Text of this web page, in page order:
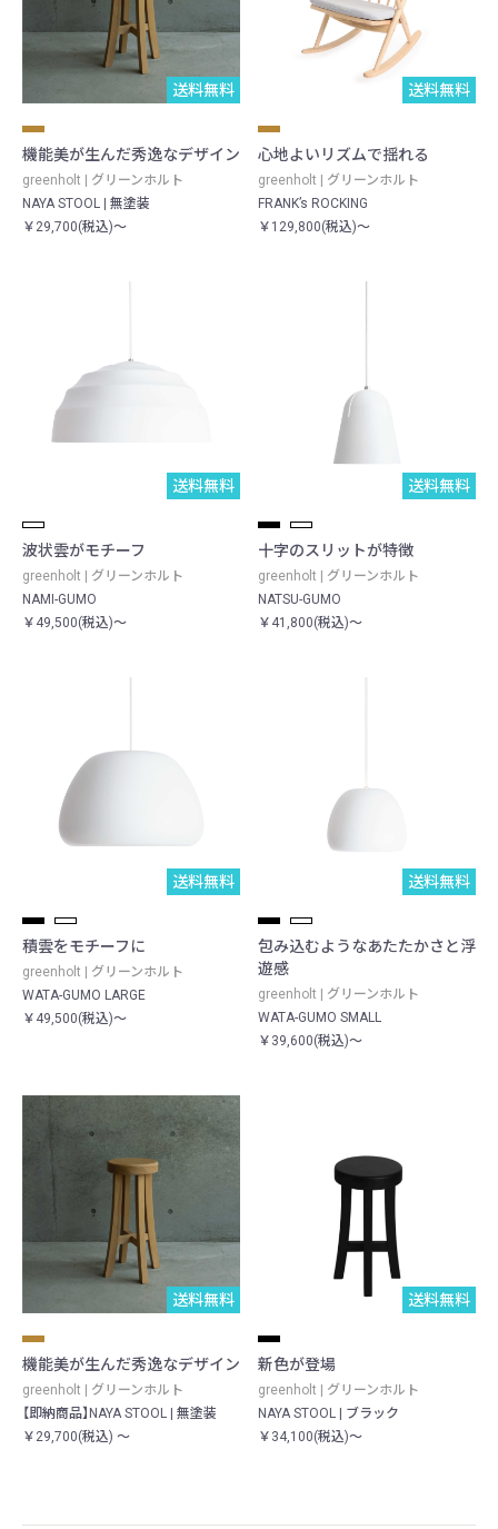
送料無料
機能美が生んだ秀逸なデザイン
greenholt | グリーンホルト
NAYA STOOL | 無塗装
￥29,700(税込)～
送料無料
心地よいリズムで揺れる
greenholt | グリーンホルト
FRANK’s ROCKING
￥129,800(税込)～
送料無料
波状雲がモチーフ
greenholt | グリーンホルト
NAMI-GUMO
￥49,500(税込)～
送料無料
十字のスリットが特徴
greenholt | グリーンホルト
NATSU-GUMO
￥41,800(税込)～
送料無料
積雲をモチーフに
greenholt | グリーンホルト
WATA-GUMO LARGE
￥49,500(税込)～
送料無料
包み込むようなあたたかさと浮
遊感
greenholt | グリーンホルト
WATA-GUMO SMALL
￥39,600(税込)～
送料無料
機能美が生んだ秀逸なデザイン
greenholt | グリーンホルト
【即納商品】NAYA STOOL | 無塗装
￥29,700(税込) ～
送料無料
新色が登場
greenholt | グリーンホルト
NAYA STOOL | ブラック
￥34,100(税込)～